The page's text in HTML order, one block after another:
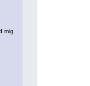
mig